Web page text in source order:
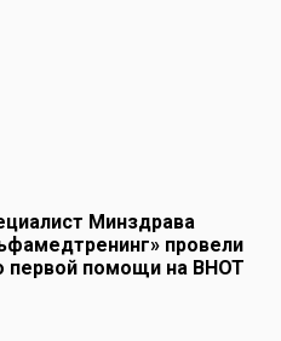
Минздрава
провели
первой помощи на ВНОТ